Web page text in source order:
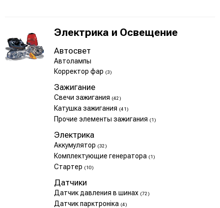
Электрика и Освещение
Автосвет
Автолампы
Корректор фар (3)
Зажигание
Свечи зажигания (42)
Катушка зажигания (41)
Прочие элементы зажигания (1)
Электрика
Аккумулятор (32)
Комплектующие генератора (1)
Стартер (10)
Датчики
Датчик давления в шинах (72)
Датчик парктроніка (4)